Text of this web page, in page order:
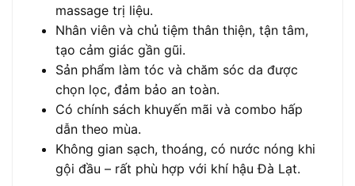
massage trị liệu.
Nhân viên và chủ tiệm thân thiện, tận tâm,
tạo cảm giác gần gũi.
Sản phẩm làm tóc và chăm sóc da được
chọn lọc, đảm bảo an toàn.
Có chính sách khuyến mãi và combo hấp
dẫn theo mùa.
Không gian sạch, thoáng, có nước nóng khi
gội đầu – rất phù hợp với khí hậu Đà Lạt.